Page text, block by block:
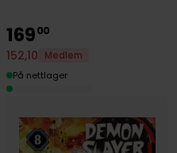
16900
152,10
Medlem
På nettlager